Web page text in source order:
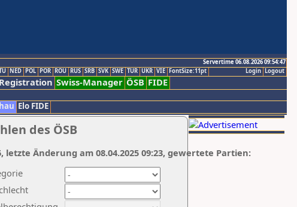
Servertime 06.08.2026 09:54:47
Logout
Login
NED POL POR ROU RUS SRB SVK SWE TUR UKR VIE FontSize:11pt
Swiss-Manager ÖSB FIDE
Elo FIDE
des ÖSB
letzte Änderung am 08.04.2025 09:23, gewertete Partien: